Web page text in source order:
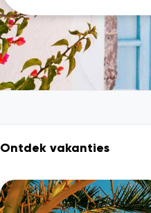
Ontdek vakanties